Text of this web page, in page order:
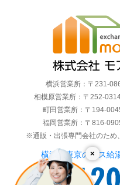
×
横浜営業所：〒231-
相模原営業所：〒252-
町田営業所：〒194-
福岡営業所：〒816-
※通販・出張専門会社のため
横浜・東京のガス給